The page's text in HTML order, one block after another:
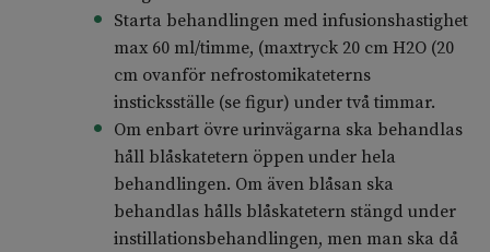
Starta behandlingen med infusionshastighet
max 60 ml/timme, (maxtryck 20 cm H2O (20
cm ovanför nefrostomikateterns
insticksställe (se figur) under två timmar.
Om enbart övre urinvägarna ska behandlas
håll blåskatetern öppen under hela
behandlingen. Om även blåsan ska
behandlas hålls blåskatetern stängd under
instillationsbehandlingen, men man ska då